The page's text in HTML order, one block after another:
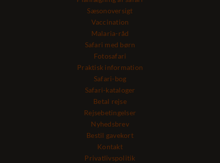
Sæsonoversigt
Vaccination
Malaria-råd
Safari med børn
Fotosafari
Praktisk information
Safari-bog
Safari-kataloger
Betal rejse
Rejsebetingelser
Nyhedsbrev
Bestil gavekort
Kontakt
Privatlivspolitik